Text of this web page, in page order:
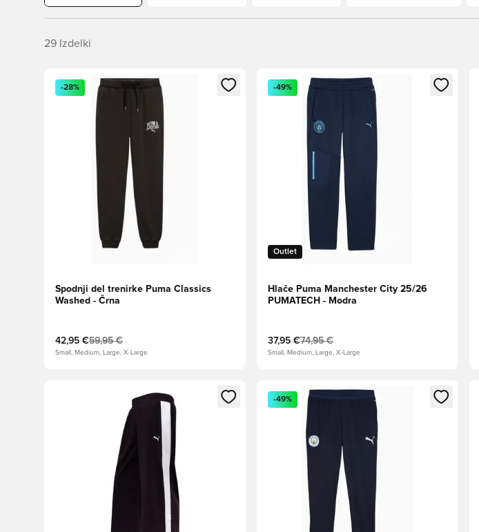
29 Izdelki
Odpre Modal za prijavo ali vpis kot član
-28%
Spodnji del trenirke Puma Classics
Washed - Črna
42,95 €59,95 €
Small, Medium, Large, X-Large
Odpre Modal za prijavo ali vpis kot član
Outlet
-49%
Hlače Puma Manchester City 25/26
PUMATECH - Modra
37,95 €74,95 €
Small, Medium, Large, X-Large
Odpre Modal za prijavo ali vpis kot član Odpre Modal za prijavo ali vpis kot član
-49%